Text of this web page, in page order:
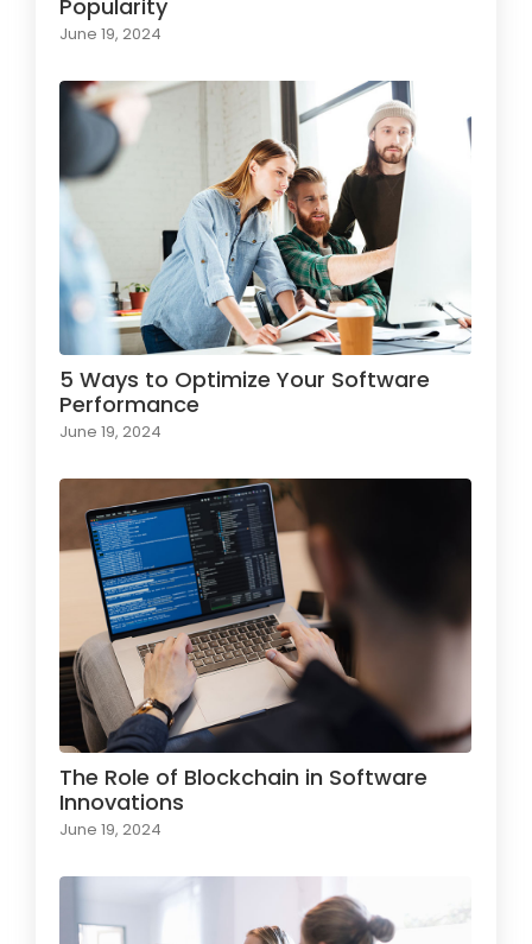
Popularity
June 19, 2024
5 Ways to Optimize Your Software
Performance
June 19, 2024
The Role of Blockchain in Software
Innovations
June 19, 2024